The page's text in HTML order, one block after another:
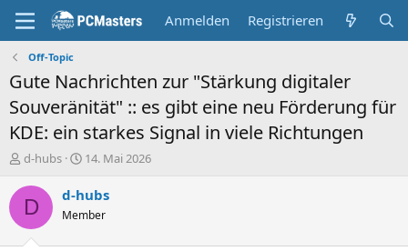
Anmelden Registrieren
Off-Topic
Gute Nachrichten zur "Stärkung digitaler
Souveränität" :: es gibt eine neu Förderung für
KDE: ein starkes Signal in viele Richtungen
E
s
d-hubs
E
s
e
14. Mai 2026
D d-hubs
Member